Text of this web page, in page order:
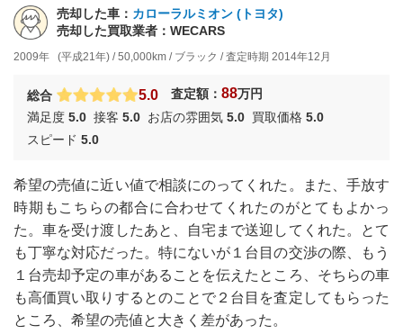
売却した車： カローラルミオン ( トヨタ)
売却した買取業者： WECARS
2009年 (平成21年) / 50,000km / ブラック /査定時期 2014年12月
総合 5.0 査定額： 88万円
満足度 5.0 接客 5.0 お店の雰囲気 5.0 買取価格 5.0
スピード 5.0
希望の売値に近い値で相談にのってくれた。また、手放す
時期もこちらの都合に合わせてくれたのがとてもよかっ
た。車を受け渡したあと、自宅まで送迎してくれた。とて
も丁寧な対応だった。特にないが１台目の交渉の際、もう
１台売却予定の車があることを伝えたところ、そちらの車
も高価買い取りするとのことで２台目を査定してもらった
ところ、希望の売値と大きく差があった。